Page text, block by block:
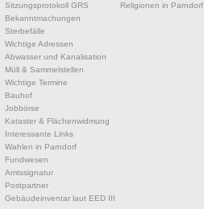
Sitzungsprotokoll GRS
Bekanntmachungen
Sterbefälle
Wichtige Adressen
Abwasser und Kanalisation
Müll & Sammelstellen
Wichtige Termine
Bauhof
Jobbörse
Kataster & Flächenwidmung
Interessante Links
Wahlen in Parndorf
Fundwesen
Amtssignatur
Postpartner
Gebäudeinventar laut EED III
Religionen in Parndorf